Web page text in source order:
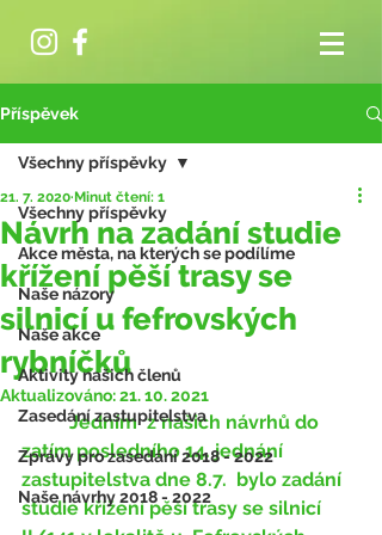
Příspěvek
Všechny příspěvky
Akce města, na kterých se podílíme
Naše názory
Naše akce
Aktivity našich členů
Zasedání zastupitelstva
Zprávy pro zasedání 2018 - 2022
Naše návrhy 2018 - 2022
Všechny příspěvky
Návrh na zadání studie
křížení pěší trasy se
silnicí u fefrovských
rybníčků
21. 7. 2020 Minut čtení: 1
Aktualizováno:21. 10. 2021
	Jedním  z našich návrhů do
zatím posledního 14. jednání
zastupitelstva dne 8.7.  bylo zadání
studie křížení pěší trasy se silnicí